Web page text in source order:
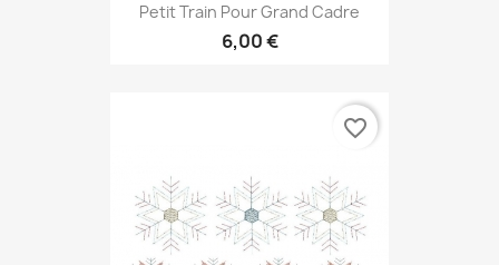
Petit Train Pour Grand Cadre
6,00 €
favorite_border